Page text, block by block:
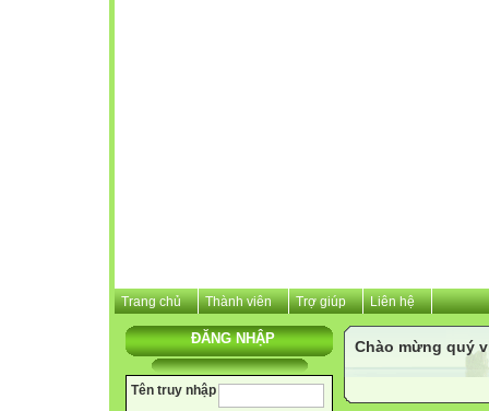
Trang chủ Thành viên Trợ giúp Liên hệ
ĐĂNG NHẬP
Tên truy nhập
Chào mừng quý